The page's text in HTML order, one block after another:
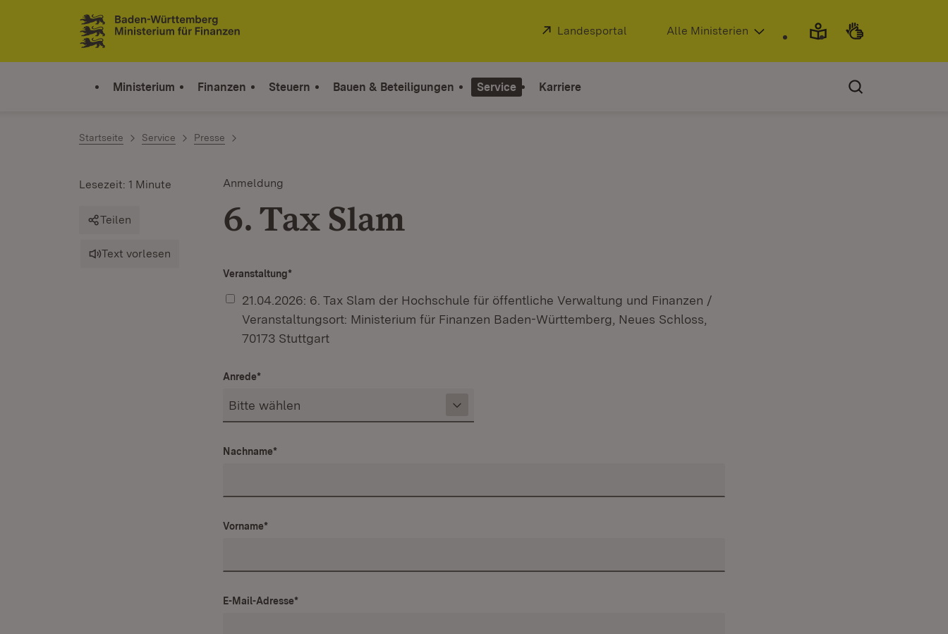
Zum Inhalt springen
Link zur Startseite
Extern:
Landesportal (Öffnet in neuem Fenster)
Alle Ministerien
Ministerium Finanzen Steuern Bauen & Beteiligungen Service Karriere
Startseite Service Presse
Anmeldung
6. Tax Slam
Lesezeit: 1 Minute
Teilen
Text vorlesen
Veranstaltung*
21.04.2026: 6. Tax Slam der Hochschule für öffentliche Verwaltung und Finanzen /
Veranstaltungsort: Ministerium für Finanzen Baden-Württemberg, Neues Schloss,
70173 Stuttgart
Anrede*
Nachname*
Vorname*
E-Mail-Adresse*